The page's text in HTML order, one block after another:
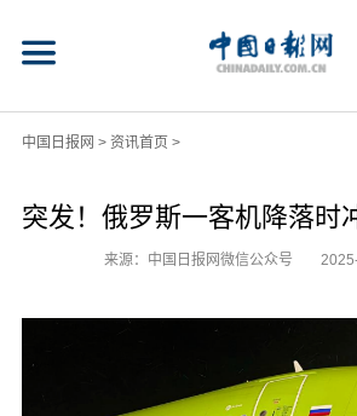
中国日报网 > 资讯首页>
突发！俄罗斯一客机降落时
来源：中国日报网微信公众号